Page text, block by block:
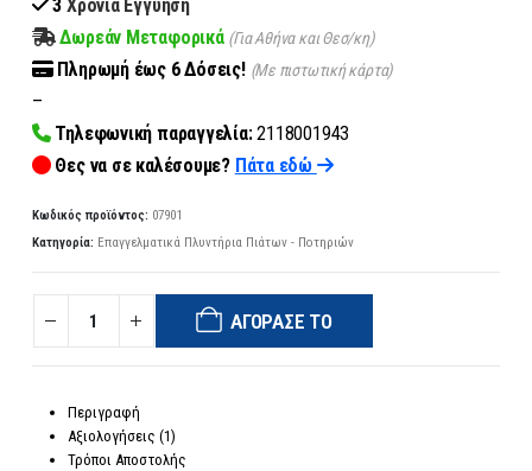
3 Χρόνια Εγγύηση
Δωρεάν Μεταφορικά (Για Αθήνα και Θεσ/κη)
Πληρωμή έως 6Δόσεις! (Με πιστωτική κάρτα)
–
Τηλεφωνική παραγγελία:2118001943
Θες να σε καλέσουμε? Πάτα εδώ
Κωδικός προϊόντος: 07901
Κατηγορία: Επαγγελματικά Πλυντήρια Πιάτων - Ποτηριών
ΑΓΌΡΑΣΈ ΤΟ
Περιγραφή
Αξιολογήσεις (1)
Τρόποι Αποστολής